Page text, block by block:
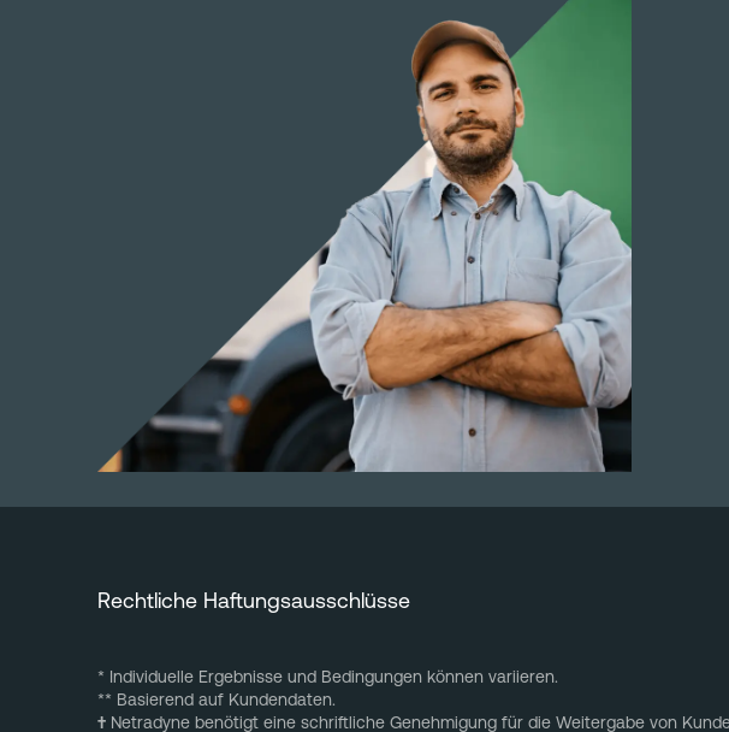
Rechtliche Haftungsausschlüsse
* Individuelle Ergebnisse und Bedingungen können variieren.
** Basierend auf Kundendaten.
†Netradyne benötigt eine schriftliche Genehmigung für die Weitergabe von